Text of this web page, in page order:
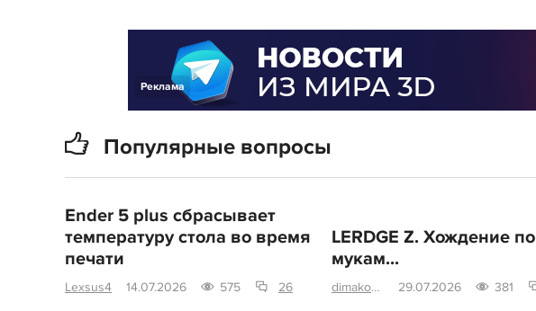
Популярные вопросы
Ender 5 plus сбрасывает
температуру стола во время
печати
Lexsus4 14.07.2026 575 26
LERDGE Z. Хождение по
мукам...
dimako4ergin 29.07.2026 381
Реклама